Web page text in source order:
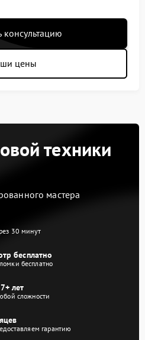
консультацию
цены
техники
мастера
30 минут
бесплатно
бесплатно
лет
сложности
гарантию